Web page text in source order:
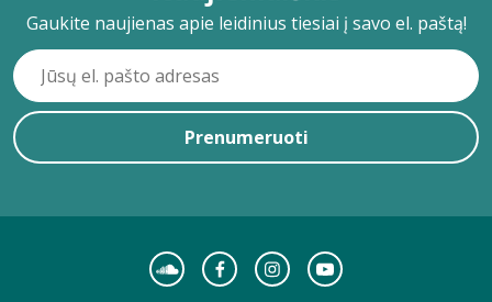
Gaukite naujienas apie leidinius tiesiai į savo el. paštą!
Prenumeruoti